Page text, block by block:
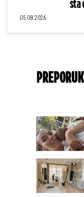
šta
05.08.2026